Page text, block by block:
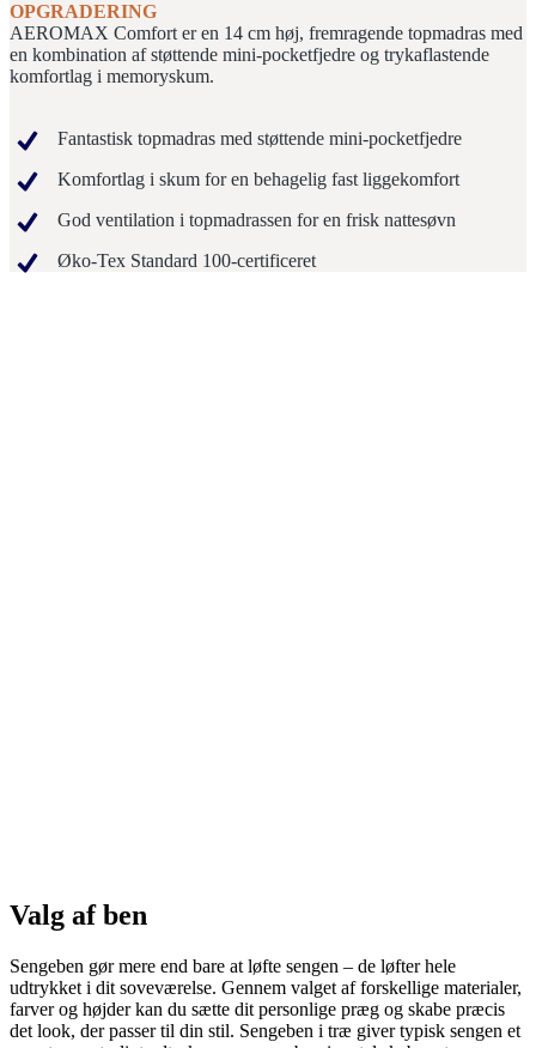
OPGRADERING
AEROMAX Comfort er en 14 cm høj, fremragende topmadras med
en kombination af støttende mini-pocketfjedre og trykaflastende
komfortlag i memoryskum.
Fantastisk topmadras med støttende mini-pocketfjedre
Komfortlag i skum for en behagelig fast liggekomfort
God ventilation i topmadrassen for en frisk nattesøvn
Øko-Tex Standard 100-certificeret
Valg af ben
Sengeben gør mere end bare at løfte sengen – de løfter hele
udtrykket i dit soveværelse. Gennem valget af forskellige materialer,
farver og højder kan du sætte dit personlige præg og skabe præcis
det look, der passer til din stil. Sengeben i træ giver typisk sengen et